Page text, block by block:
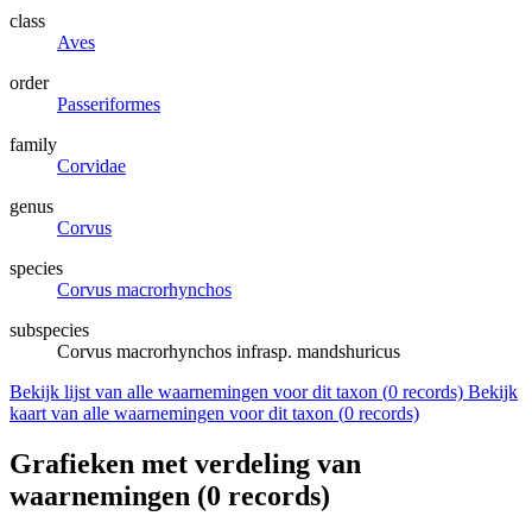
class
Aves
order
Passeriformes
family
Corvidae
genus
Corvus
species
Corvus macrorhynchos
subspecies
Corvus macrorhynchos infrasp. mandshuricus
Bekijk lijst van alle waarnemingen voor dit taxon (0 records) Bekijk
kaart van alle waarnemingen voor dit taxon (0 records)
Grafieken met verdeling van
waarnemingen (0 records)